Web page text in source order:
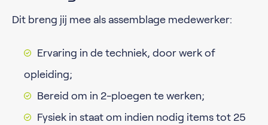
Dit breng jij mee als assemblage medewerker:
Ervaring in de techniek, door werk of
opleiding;
Bereid om in 2-ploegen te werken;
Fysiek in staat om indien nodig items tot 25